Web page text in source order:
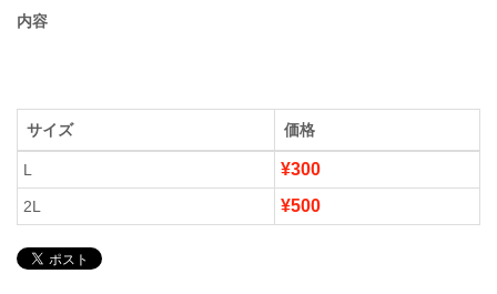
内容
サイズ 価格
L ¥300
2L ¥500